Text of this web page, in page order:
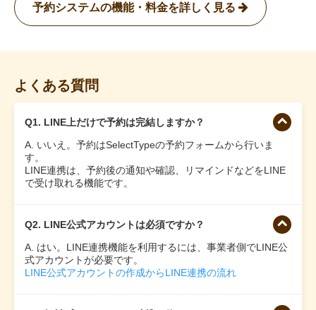
予約システムの機能・料金を詳しく見る
よくある質問
Q1. LINE上だけで予約は完結しますか？
A. いいえ。予約はSelectTypeの予約フォームから行いま
す。
LINE連携は、予約後の通知や確認、リマインドなどをLINE
で受け取れる機能です。
Q2. LINE公式アカウントは必須ですか？
A. はい。LINE連携機能を利用するには、事業者側でLINE公
式アカウントが必要です。
LINE公式アカウントの作成からLINE連携の流れ